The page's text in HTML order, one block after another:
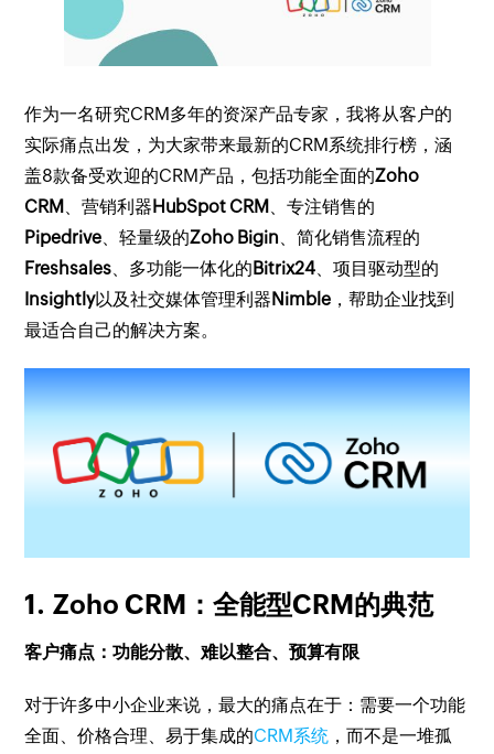
作为一名研究CRM多年的资深产品专家，我将从客户的
实际痛点出发，为大家带来最新的CRM系统排行榜，涵
盖8款备受欢迎的CRM产品，包括功能全面的Zoho
CRM、营销利器HubSpot CRM、专注销售的
Pipedrive、轻量级的Zoho Bigin、简化销售流程的
Freshsales、多功能一体化的Bitrix24、项目驱动型的
Insightly以及社交媒体管理利器Nimble ，帮助企业找到
最适合自己的解决方案。
1.Zoho CRM：全能型CRM的典范
客户痛点：功能分散、难以整合、预算有限
对于许多中小企业来说，最大的痛点在于：需要一个功能
全面、价格合理、易于集成的CRM系统 ，而不是一堆孤